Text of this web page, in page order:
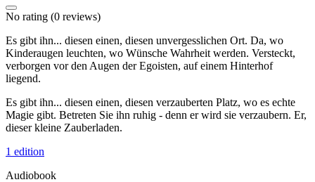
No rating (0 reviews)
Es gibt ihn... diesen einen, diesen unvergesslichen Ort. Da, wo
Kinderaugen leuchten, wo Wünsche Wahrheit werden. Versteckt,
verborgen vor den Augen der Egoisten, auf einem Hinterhof
liegend.
Es gibt ihn... diesen einen, diesen verzauberten Platz, wo es echte
Magie gibt. Betreten Sie ihn ruhig - denn er wird sie verzaubern. Er,
dieser kleine Zauberladen.
1 edition
Audiobook